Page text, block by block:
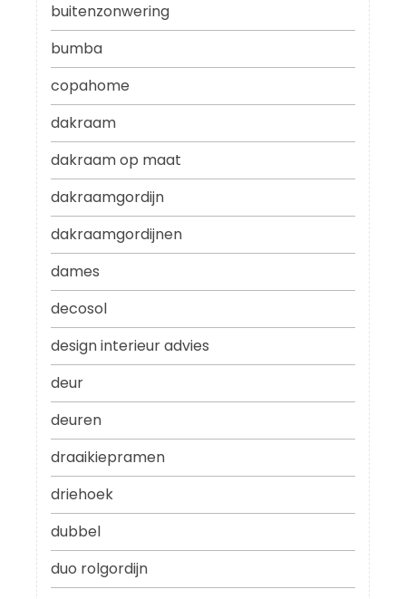
buitenzonwering
bumba
copahome
dakraam
dakraam op maat
dakraamgordijn
dakraamgordijnen
dames
decosol
design interieur advies
deur
deuren
draaikiepramen
driehoek
dubbel
duo rolgordijn